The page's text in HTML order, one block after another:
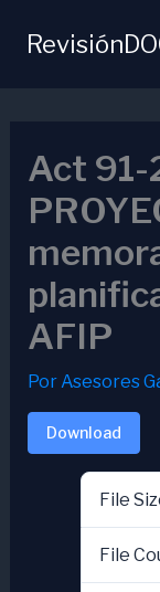
Act
AFIP
PorAsesores
Download
File
File